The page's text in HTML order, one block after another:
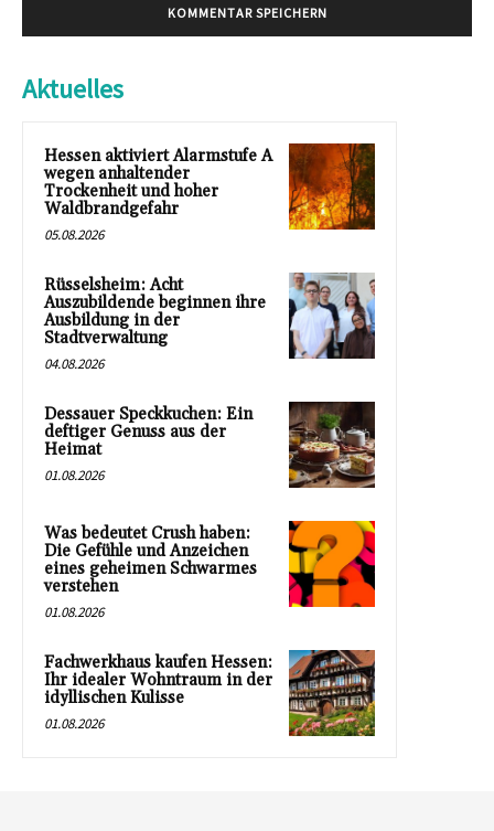
Aktuelles
Hessen aktiviert Alarmstufe A
wegen anhaltender
Trockenheit und hoher
Waldbrandgefahr
05.08.2026
Rüsselsheim: Acht
Auszubildende beginnen ihre
Ausbildung in der
Stadtverwaltung
04.08.2026
Dessauer Speckkuchen: Ein
deftiger Genuss aus der
Heimat
01.08.2026
Was bedeutet Crush haben:
Die Gefühle und Anzeichen
eines geheimen Schwarmes
verstehen
01.08.2026
Fachwerkhaus kaufen Hessen:
Ihr idealer Wohntraum in der
idyllischen Kulisse
01.08.2026